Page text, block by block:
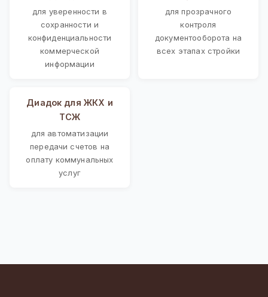
для уверенности в
сохранности и
конфиденциальности
коммерческой
информации
для прозрачного
контроля
документооборота на
всех этапах стройки
Диадок для ЖКХ и
ТСЖ
для автоматизации
передачи счетов на
оплату коммунальных
услуг